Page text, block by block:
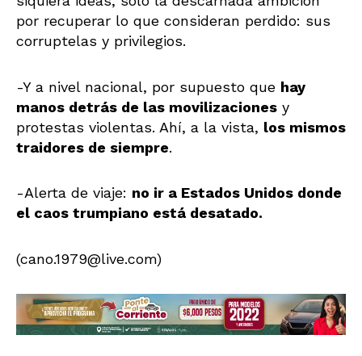
por recuperar lo que consideran perdido: sus
corruptelas y privilegios.
-Y a nivel nacional, por supuesto que hay
manos detrás de las movilizaciones y
protestas violentas. Ahí, a la vista, los mismos
traidores de siempre.
-Alerta de viaje: no ir a Estados Unidos donde
el caos trumpiano está desatado.
(cano.1979@live.com)